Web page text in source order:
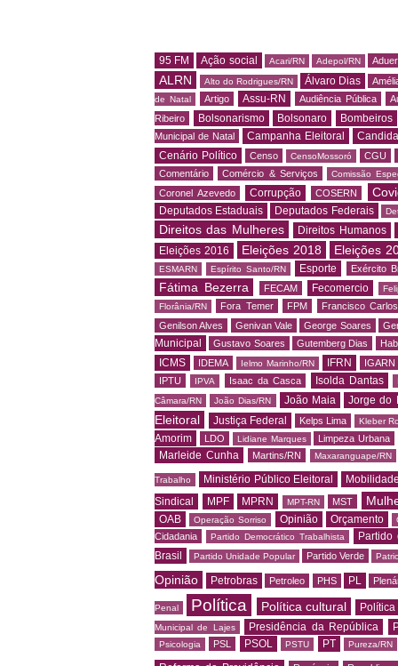
95 FM Ação social Acari/RN Adepol/RN
ALRN
Alto do Rodrigues/RN Álvaro Dias
de Natal
Artigo Assu-RN Audiência Pública
Ribeiro
Bolsonarismo Bolsonaro Bombeiros
Municipal de Natal
Campanha Eleitoral
Cenário Político Censo CensoMossoró CGU
Comentário Comércio & Serviços Comissão
Coronel Azevedo Corrupção COSERN
Deputados Estaduais Deputados Federais
Direitos das Mulheres Direitos Humanos
Eleições 2016 Eleições 2018 Eleições
ESMARN Espírito Santo/RN Esporte Exército
Fátima Bezerra FECAM Fecomercio
Florânia/RN Fora Temer FPM Francisco Carlos
Genilson Alves Genivan Vale George Soares
Municipal
Gustavo Soares Gutemberg Dias
ICMS IDEMA Ielmo Marinho/RN IFRN IGARN
IPTU IPVA Isaac da Casca Isolda Dantas
Câmara/RN
João Dias/RN João Maia Jorge do
Eleitoral
Justiça Federal Kelps Lima Kleber
Amorim
LDO Lidiane Marques Limpeza Urbana
Marleide Cunha Martins/RN Maxaranguape/RN
Trabalho Ministério Público Eleitoral
Sindical
MPF MPRN MPT-RN MST
OAB Operação Sorriso Opinião Orçamento
Cidadania
Partido Democrático Trabalhista Partido
Brasil
Partido Unidade Popular Partido Verde
Opinião
Petrobras Petroleo PHS PL
Penal Política Política cultural
Municipal de Lajes
Presidência da República
Psicologia PSL PSOL PSTU PT Pureza/RN